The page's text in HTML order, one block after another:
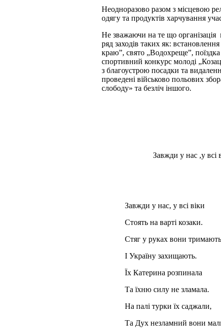
Неодноразово разом з місцевою
одягу та продуктів харчування
Не зважаючи на те що організація
ряд заходів таких як:
краю”, свято „Водохреще”,
спортивний конкурс молоді
з благоустрою посадки та
проведені військово польових
слободу» та безліч іншого.
Завжди у нас ,у всі
Завжди у
Стоять на
Стяг у руках
І Україну
Їх
Та їхню силу
На палі
Та Дух незламний вони